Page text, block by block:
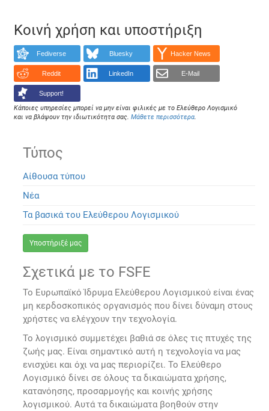
Κοινή χρήση και υποστήριξη
Fediverse Bluesky Hacker News
Reddit LinkedIn E-Mail
Support!
Κάποιες υπηρεσίες μπορεί να μην είναι φιλικές με το Ελεύθερο Λογισμικό
και να βλάψουν την ιδιωτικότητα σας.Μάθετε περισσότερα.
Τύπος
Αίθουσα τύπου
Νέα
Τα βασικά του Ελεύθερου Λογισμικού
Υποστήριξέ μας
Σχετικά με το FSFE
Το Ευρωπαϊκό Ίδρυμα Ελεύθερου Λογισμικού είναι ένας
μη κερδοσκοπικός οργανισμός που δίνει δύναμη στους
χρήστες να ελέγχουν την τεχνολογία.
Το λογισμικό συμμετέχει βαθιά σε όλες τις πτυχές της
ζωής μας. Είναι σημαντικό αυτή η τεχνολογία να μας
ενισχύει και όχι να μας περιορίζει. Το Ελεύθερο
Λογισμικό δίνει σε όλους τα δικαιώματα χρήσης,
κατανόησης, προσαρμογής και κοινής χρήσης
λογισμικού. Αυτά τα δικαιώματα βοηθούν στην